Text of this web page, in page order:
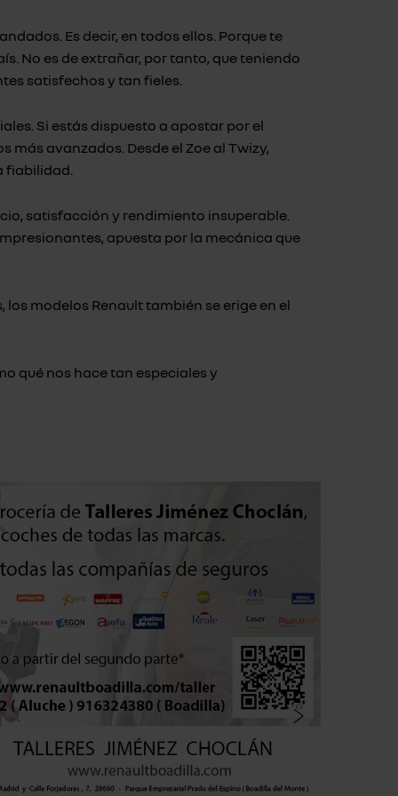
Es decir, en todos ellos. Porque te
No es de extrañar, por tanto, que teniendo
satisfechos y tan fieles.
Si estás dispuesto a apostar por el
avanzados. Desde el Zoe al Twizy,
fiabilidad.
satisfacción y rendimiento insuperable.
apuesta por la mecánica que
modelos Renault también se erige en el
qué nos hace tan especiales y